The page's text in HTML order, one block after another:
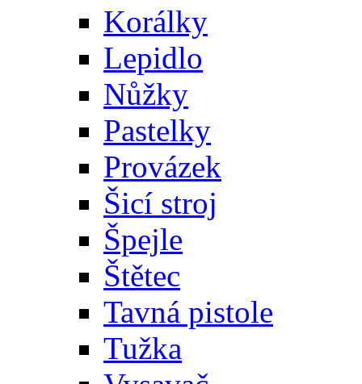
Korálky
Lepidlo
Nůžky
Pastelky
Provázek
Šicí stroj
Špejle
Štětec
Tavná pistole
Tužka